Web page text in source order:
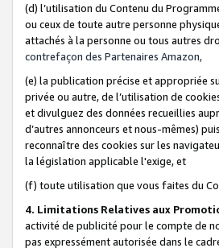
(d) l’utilisation du Contenu du
ou ceux de toute autre personne
attachés à la personne ou tous autres
contrefaçon des Partenaires Amazon,
(e) la publication précise et appropriée
privée ou autre, de l’utilisation de
et divulguez des données recueillies
d’autres annonceurs et nous-mêmes)
reconnaître des cookies sur les
la législation applicable l'exige, et
(f) toute utilisation que vous faites du
4. Limitations Relatives aux
activité de publicité pour le compte de
pas expressément autorisée dans le